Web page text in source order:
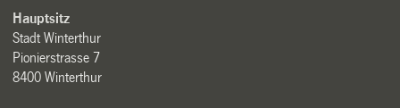
Hauptsitz
Stadt Winterthur
Pionierstrasse 7
8400 Winterthur